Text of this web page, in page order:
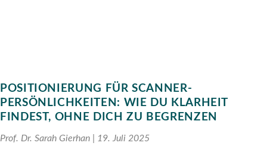
POSITIONIERUNG FÜR SCANNER-
PERSÖNLICHKEITEN: WIE DU KLARHEIT
FINDEST, OHNE DICH ZU BEGRENZEN
Prof. Dr. Sarah Gierhan 19. Juli 2025